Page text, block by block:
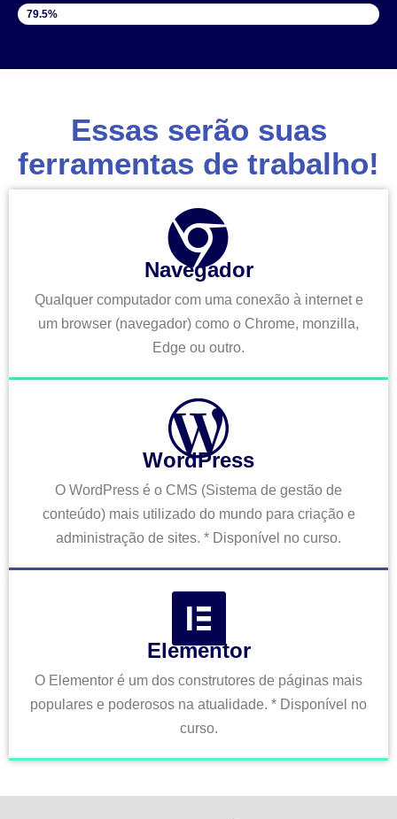
VAGAS DISPONÍVEIS
79.5%
Essas serão suas
ferramentas de trabalho!
Navegador
Qualquer computador com uma conexão à internet e
um browser (navegador) como o Chrome, monzilla,
Edge ou outro.
WordPress
O WordPress é o CMS (Sistema de gestão de
conteúdo) mais utilizado do mundo para criação e
administração de sites. * Disponível no curso.
Elementor
O Elementor é um dos construtores de páginas mais
populares e poderosos na atualidade. * Disponível no
curso.